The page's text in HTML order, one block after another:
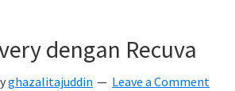
dengan Recuva
ghazalitajuddin Leave a Comment